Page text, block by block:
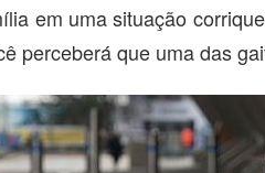
em uma situação
perceberá que uma das